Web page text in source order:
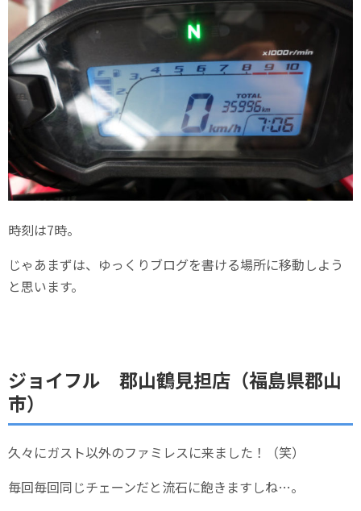
時刻は7時。
じゃあまずは、ゆっくりブログを書ける場所に移動しよう
と思います。
ジョイフル 郡山鶴見担店（福島県郡山
市）
久々にガスト以外のファミレスに来ました！（笑）
毎回毎回同じチェーンだと流石に飽きますしね…。